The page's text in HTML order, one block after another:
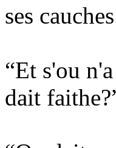
ses
“Et s'ou
dait